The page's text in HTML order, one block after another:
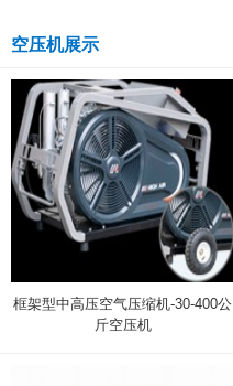
空压机展示
框架型中高压空气压缩机-30-400公
斤空压机